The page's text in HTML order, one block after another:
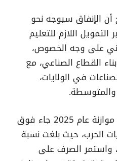
الإنفاق سيوجه نحو
اللازم للتعليم
على وجه الخصوص،
القطاع الصناعي، مع
في الولايات،
والمتوسطة.
وكشف وزير المالية أن أداء موازنة عام 2025 جاء فوق
الحرب، حيث بلغت نسبة
العامة 147%، واستمر الصرف على